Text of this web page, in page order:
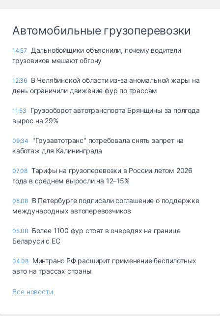
Автомобильные грузоперевозки
14:57
Дальнобойщики объяснили, почему водители
грузовиков мешают обгону
12:36 В Челябинской области из-за аномальной жары на
день ограничили движение фур по трассам
11:53
Грузооборот автотранспорта Брянщины за полгода
вырос на 29%
09:34
"Грузавтотранс" потребовала снять запрет на
каботаж для Калининграда
07.08 Тарифы на грузоперевозки в России летом 2026
года в среднем выросли на 12–15%
05.08 В Петербурге подписали соглашение о поддержке
международных автоперевозчиков
05.08 Более 1100 фур стоят в очередях на границе
Беларуси с ЕС
04.08 Минтранс РФ расширит применение беспилотных
авто на трассах страны
Все новости